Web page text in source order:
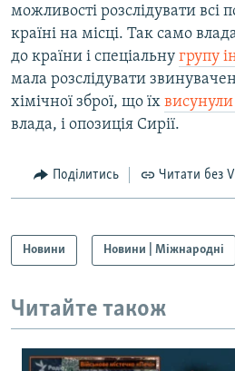
можливості розслідувати всі
країні на місці. Так само
до країни і спеціальну групу
мала розслідувати
хімічної зброї, що їх
влада, і опозиція Сирії.
Поділитись Читати без
Новини Новини | Міжнародні
Читайте також